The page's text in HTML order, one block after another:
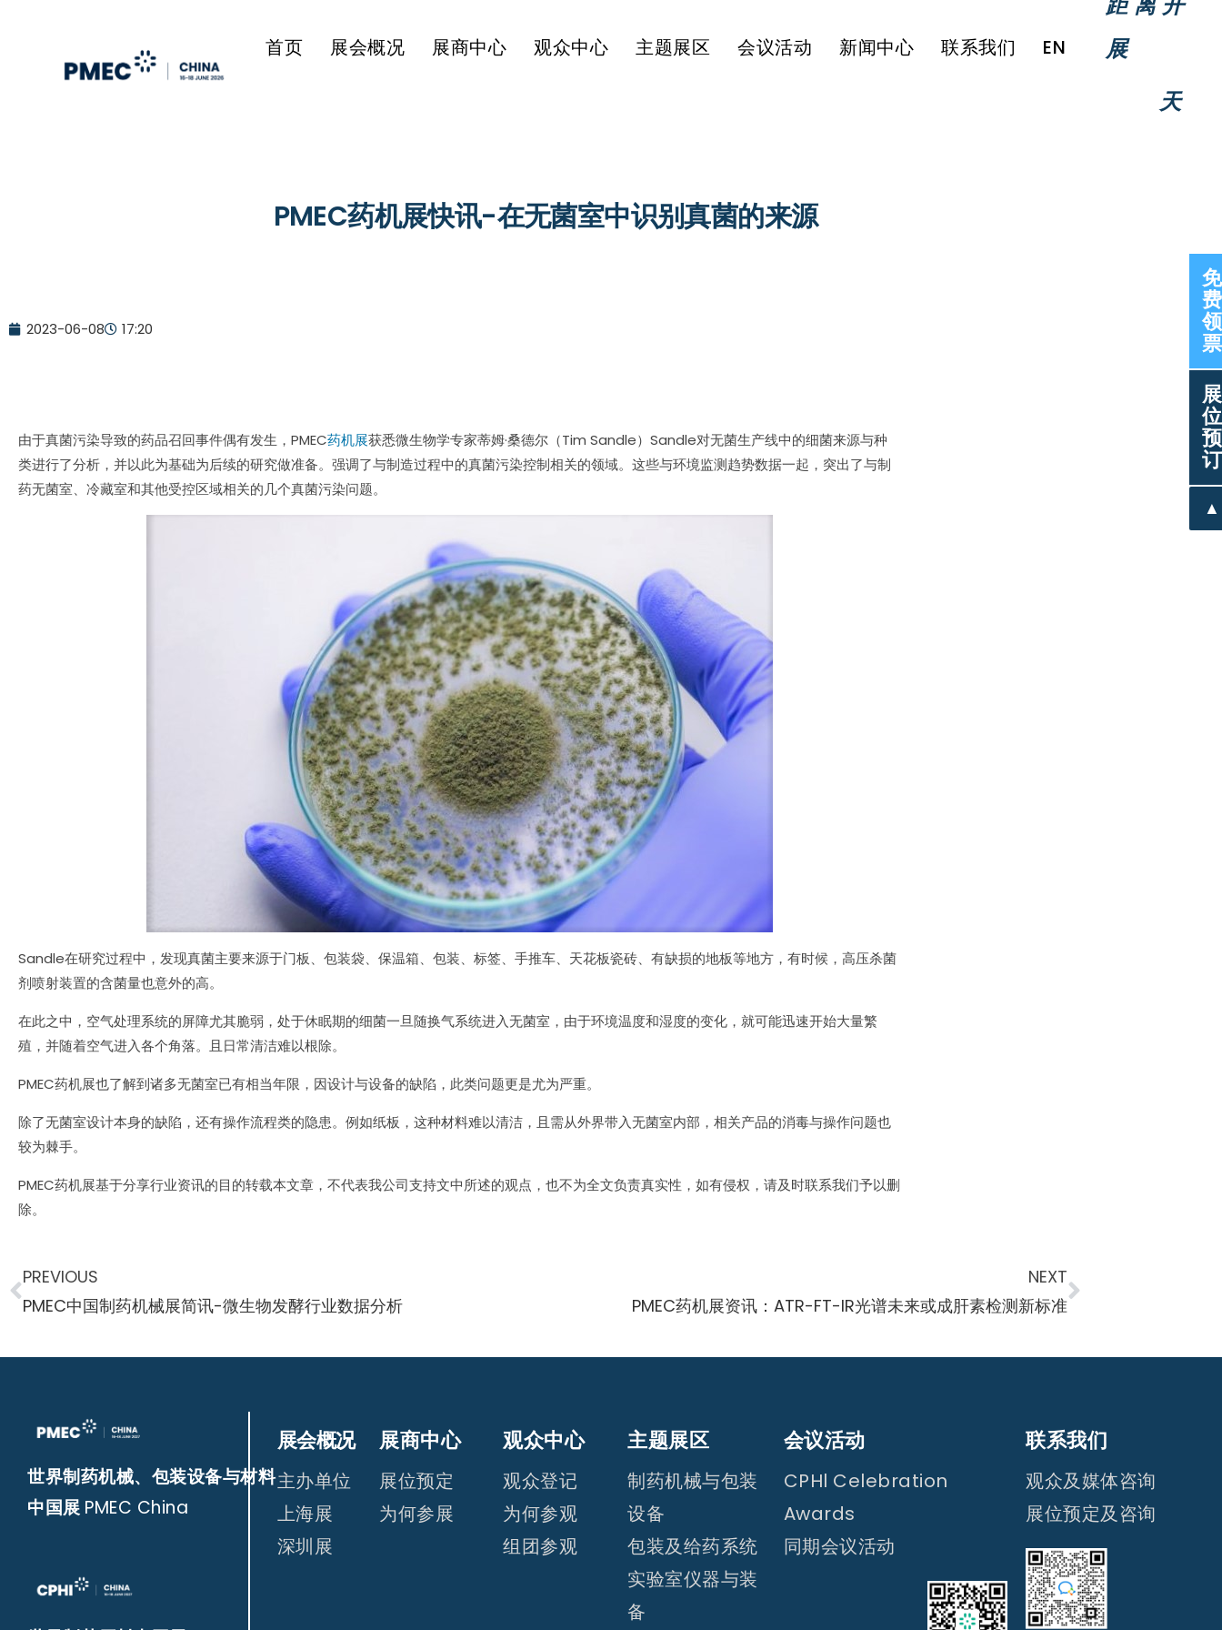
首页 展会概况 展商中心 观众中心 主题展区 会议活动 新闻中心 联系我们 EN
展
天
免
费
领
票
展
位
预
订
▲
PMEC药机展快讯-在无菌室中识别真菌的来源
2023-06-08 17:20
由于真菌污染导致的药品召回事件偶有发生，PMEC药机展获悉微生物学专家蒂姆·桑德尔（Tim Sandle）Sandle对无菌生产线中的细菌来源与种
类进行了分析，并以此为基础为后续的研究做准备。强调了与制造过程中的真菌污染控制相关的领域。这些与环境监测趋势数据一起，突出了与制
药无菌室、冷藏室和其他受控区域相关的几个真菌污染问题。
Sandle在研究过程中，发现真菌主要来源于门板、包装袋、保温箱、包装、标签、手推车、天花板瓷砖、有缺损的地板等地方，有时候，高压杀菌
剂喷射装置的含菌量也意外的高。
在此之中，空气处理系统的屏障尤其脆弱，处于休眠期的细菌一旦随换气系统进入无菌室，由于环境温度和湿度的变化，就可能迅速开始大量繁
殖，并随着空气进入各个角落。且日常清洁难以根除。
PMEC药机展也了解到诸多无菌室已有相当年限，因设计与设备的缺陷，此类问题更是尤为严重。
除了无菌室设计本身的缺陷，还有操作流程类的隐患。例如纸板，这种材料难以清洁，且需从外界带入无菌室内部，相关产品的消毒与操作问题也
较为棘手。
PMEC药机展基于分享行业资讯的目的转载本文章，不代表我公司支持文中所述的观点，也不为全文负责真实性，如有侵权，请及时联系我们予以删
除。
PREVIOUS
PMEC中国制药机械展简讯-微生物发酵行业数据分析
NEXT
PMEC药机展资讯：ATR-FT-IR光谱未来或成肝素检测新标准
世界制药机械、包装设备与材料
中国展 PMEC China
展会概况
主办单位
上海展
深圳展
展商中心
展位预定
为何参展
观众中心
观众登记
为何参观
组团参观
主题展区
制药机械与包装
设备
包装及给药系统
实验室仪器与装
备
会议活动
CPHl Celebration
Awards
同期会议活动
联系我们
观众及媒体咨询
展位预定及咨询